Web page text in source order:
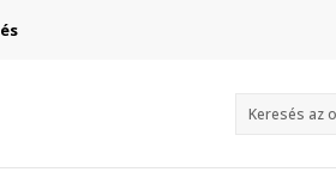
Lépj
Keresés az